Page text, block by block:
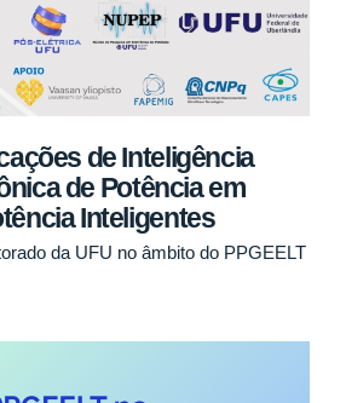
de Inteligência
de Potência em
Inteligentes
da UFU no âmbito do PPGEELT